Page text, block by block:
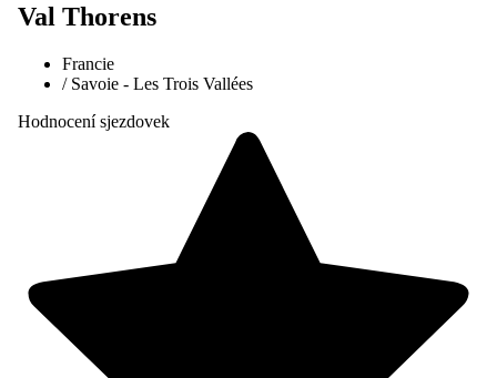
Val Thorens
Francie
/ Savoie - Les Trois Vallées
Hodnocení sjezdovek